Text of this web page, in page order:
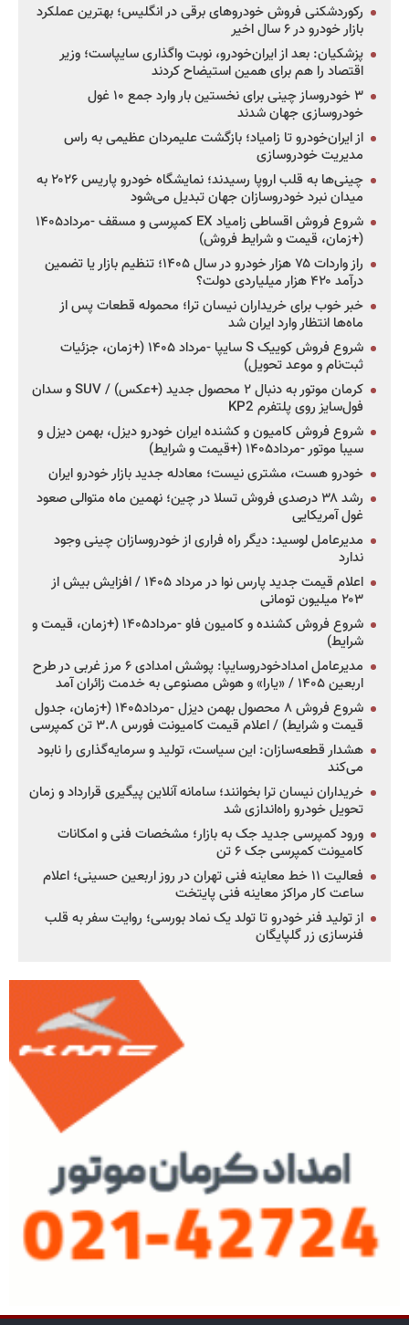
رکوردشکنی فروش خودروهای برقی در انگلیس؛ بهترین عملکرد
بازار خودرو در ۶ سال اخیر
پزشکیان: بعد از ایران‌خودرو، نوبت واگذاری سایپاست؛ وزیر
اقتصاد را هم برای همین استیضاح کردند
۳ خودروساز چینی برای نخستین بار وارد جمع ۱۰ غول
خودروسازی جهان شدند
از ایران‌خودرو تا زامیاد؛ بازگشت علیمردان عظیمی به راس
مدیریت خودروسازی
چینی‌ها به قلب اروپا رسیدند؛ نمایشگاه خودرو پاریس ۲۰۲۶ به
میدان نبرد خودروسازان جهان تبدیل می‌شود
شروع فروش اقساطی زامیاد EX کمپرسی و مسقف -مرداد۱۴۰۵
(+زمان، قیمت و شرایط فروش)
راز واردات ۷۵ هزار خودرو در سال ۱۴۰۵؛ تنظیم بازار یا تضمین
درآمد ۴۲۰ هزار میلیاردی دولت؟
خبر خوب برای خریداران نیسان ترا؛ محموله قطعات پس از
ماه‌ها انتظار وارد ایران شد
شروع فروش کوییک S سایپا -مرداد ۱۴۰۵ (+زمان، جزئیات
ثبت‌نام و موعد تحویل)
کرمان موتور به دنبال ۲ محصول جدید (+عکس) / SUV و سدان
فول‌سایز روی پلتفرم KP2
شروع فروش کامیون و کشنده ایران خودرو دیزل، بهمن دیزل و
سیبا موتور -مرداد۱۴۰۵ (+قیمت و شرایط)
خودرو هست، مشتری نیست؛ معادله جدید بازار خودرو ایران
رشد ۳۸ درصدی فروش تسلا در چین؛ نهمین ماه متوالی صعود
غول آمریکایی
مدیرعامل لوسید: دیگر راه فراری از خودروسازان چینی وجود
ندارد
اعلام قیمت جدید پارس نوا در مرداد ۱۴۰۵ / افزایش بیش از
۲۰۳ میلیون تومانی
شروع فروش کشنده و کامیون فاو -مرداد۱۴۰۵ (+زمان، قیمت و
شرایط)
مدیرعامل امدادخودروسایپا: پوشش امدادی ۶ مرز غربی در طرح
اربعین ۱۴۰۵ / «یارا» و هوش مصنوعی به خدمت زائران آمد
شروع فروش ۸ محصول بهمن دیزل -مرداد۱۴۰۵ (+زمان، جدول
قیمت و شرایط) / اعلام قیمت کامیونت فورس ۳.۸ تن کمپرسی
هشدار قطعه‌سازان: این سیاست، تولید و سرمایه‌گذاری را نابود
می‌کند
خریداران نیسان ترا بخوانند؛ سامانه آنلاین پیگیری قرارداد و زمان
تحویل خودرو راه‌اندازی شد
ورود کمپرسی جدید جک به بازار؛ مشخصات فنی و امکانات
کامیونت کمپرسی جک ۶ تن
فعالیت ۱۱ خط معاینه فنی تهران در روز اربعین حسینی؛ اعلام
ساعت کار مراکز معاینه فنی پایتخت
از تولید فنر خودرو تا تولد یک نماد بورسی؛ روایت سفر به قلب
فنرسازی زر گلپایگان